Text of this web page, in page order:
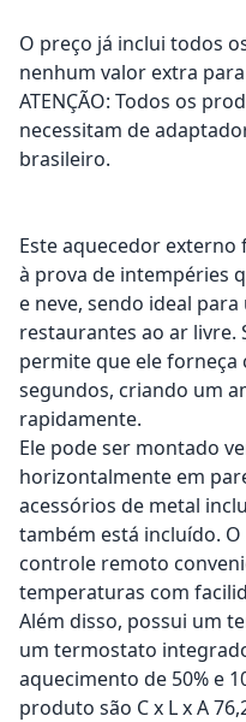
O preço já inclui todos
nenhum valor extra
ATENÇÃO: Todos os
necessitam de
brasileiro.
Este aquecedor
à prova de intempéries
e neve, sendo ideal
restaurantes ao ar livre.
permite que ele forneça
segundos, criando um
rapidamente.
Ele pode ser montado
horizontalmente em
acessórios de metal
também está incluído.
controle remoto
temperaturas com
Além disso, possui um
um termostato
aquecimento de 50% e
produto são C x L x A